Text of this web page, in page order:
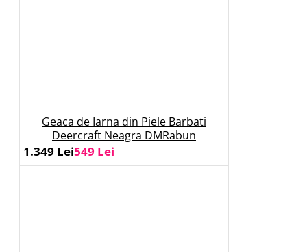
Geaca de Iarna din Piele Barbati
Deercraft Neagra DMRabun
549 Lei
1.349 Lei